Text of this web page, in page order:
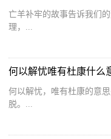
亡羊补牢的故事告诉我们
理，...
何以解忧，唯有杜康的意
脱。...